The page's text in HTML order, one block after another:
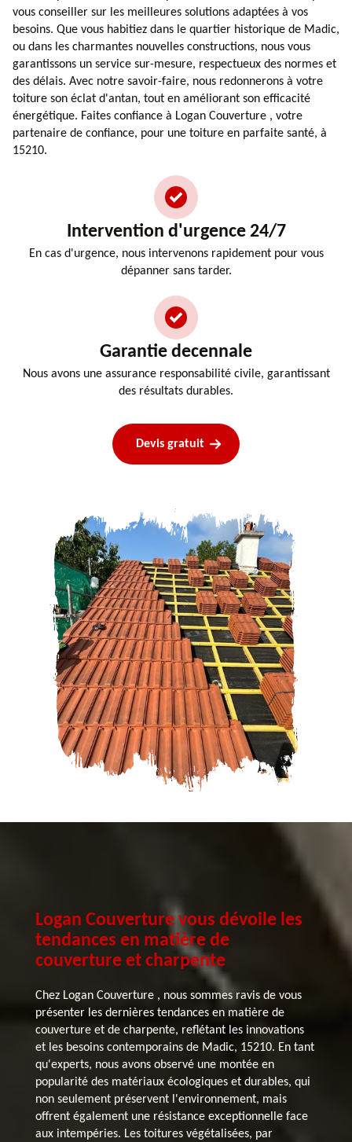
vous conseiller sur les meilleures solutions adaptées à vos
besoins. Que vous habitiez dans le quartier historique de Madic,
ou dans les charmantes nouvelles constructions, nous vous
garantissons un service sur-mesure, respectueux des normes et
des délais. Avec notre savoir-faire, nous redonnerons à votre
toiture son éclat d'antan, tout en améliorant son efficacité
énergétique. Faites confiance à Logan Couverture , votre
partenaire de confiance, pour une toiture en parfaite santé, à
15210.
Intervention d'urgence 24/7
En cas d'urgence, nous intervenons rapidement pour vous
dépanner sans tarder.
Garantie decennale
Nous avons une assurance responsabilité civile, garantissant
des résultats durables.
Devis gratuit
Logan Couverture vous dévoile les
tendances en matière de
couverture et charpente
Chez Logan Couverture , nous sommes ravis de vous
présenter les dernières tendances en matière de
couverture et de charpente, reflétant les innovations
et les besoins contemporains de Madic, 15210. En tant
qu'experts, nous avons observé une montée en
popularité des matériaux écologiques et durables, qui
non seulement préservent l'environnement, mais
offrent également une résistance exceptionnelle face
aux intempéries. Les toitures végétalisées, par